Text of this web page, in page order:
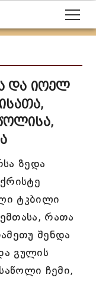
და იოელ
ზედა
ტკბილი
რათა
შენდა
გულის
ჩემი,